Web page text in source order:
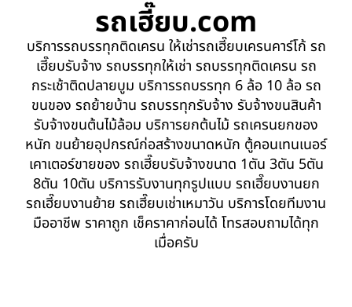
รถเฮี๊ยบ.com
บริการรถบรรทุกติดเครน ให้เช่ารถเฮี๊ยบเครนคาร์โก้ รถ
เฮี๊ยบรับจ้าง รถบรรทุกให้เช่า รถบรรทุกติดเครน รถ
กระเช้าติดปลายบูม บริการรถบรรทุก 6 ล้อ 10 ล้อ รถ
ขนของ รถย้ายบ้าน รถบรรทุกรับจ้าง รับจ้างขนสินค้า
รับจ้างขนต้นไม้ล้อม บริการยกต้นไม้ รถเครนยกของ
หนัก ขนย้ายอุปกรณ์ก่อสร้างขนาดหนัก ตู้คอนเทนเนอร์
เคาเตอร์ขายของ รถเฮี๊ยบรับจ้างขนาด 1ตัน 3ตัน 5ตัน
8ตัน 10ตัน บริการรับงานทุกรูปแบบ รถเฮี๊ยบงานยก
รถเฮี๊ยบงานย้าย รถเฮี๊ยบเช่าเหมาวัน บริการโดยทีมงาน
มืออาชีพ ราคาถูก เช็คราคาก่อนได้ โทรสอบถามได้ทุก
เมื่อครับ